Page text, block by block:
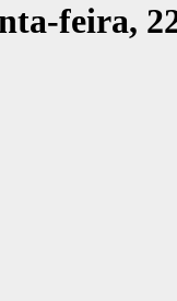
feira,